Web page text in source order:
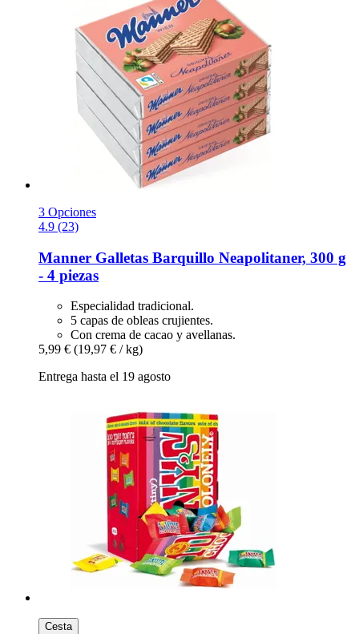
3 Opciones
4.9 (23)
Manner Galletas Barquillo Neapolitaner, 300 g
-​ 4 piezas
Especialidad tradicional.
5 capas de obleas crujientes.
Con crema de cacao y avellanas.
5,99 € (19,97 € / kg)
Entrega hasta el 19 agosto
Cesta